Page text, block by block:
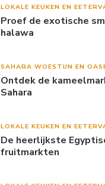
LOKALE KEUKEN EN
Proef de exotische
halawa
SAHARA WOESTIJN EN
Ontdek de
Sahara
LOKALE KEUKEN EN
De heerlijkste
fruitmarkten